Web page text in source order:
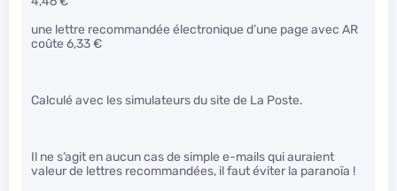
une lettre recommandée électronique d’une page avec AR
coûte 6,33 €
Calculé avec les simulateurs du site de La Poste.
Il ne s’agit en aucun cas de simple e-mails qui auraient
valeur de lettres recommandées, il faut éviter la paranoïa !